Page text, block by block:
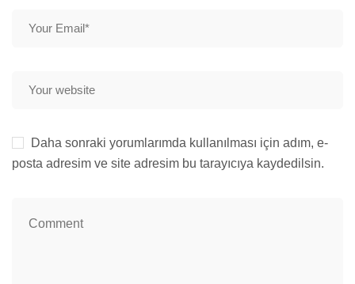
Daha sonraki yorumlarımda kullanılması için adım, e-
posta adresim ve site adresim bu tarayıcıya kaydedilsin.